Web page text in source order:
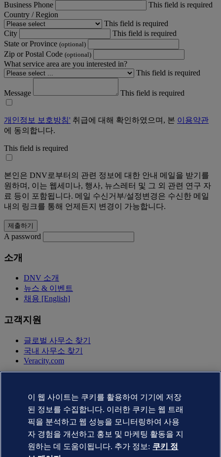
Business Phone
This field is required
Country / Region
This field is required
City
This field is required
State or Province (optional)
Zip or Postal Code (optional)
What service area are you interested in?
This field is required
Message This field is required
개인정보 보호방침' 취급에 대해 확인하였으며, 본 이용약관
에 동의합니다.
This field is required
본인은 DNV로부터의 관련 정보에 대한 안내 메일을 받기를
원하며, 이는 웹세미나, 행사, 뉴스레터 및 그 외 관련 연구 자
료 등이 포함됩니다. 메일 수신거부/설정변경은 수신한 메일
내의 링크를 통해 언제든지 변경이 가능합니다.
A password
소개
DNV 소개
뉴스 & 이벤트
채용 [English]
고객지원
글로벌 사무소 찾기
국내 사무소 찾기
Veracity.com
Copyright © DNV AS 2025
쿠키 정보 페이지
이 웹 사이트는 쿠키를 활용하여 기기에 저장
된 정보를 수집합니다. 이러한 쿠키는 웹 트래
픽을 분석하고 웹 성능을 모니터링하여 사용
자 경험을 개선하고 홍보 및 마케팅 활동을 지
원하는 데 도움이됩니다. 추가 정보: 쿠키 정